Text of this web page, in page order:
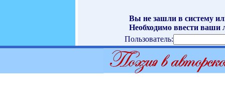
Вы не зашли в систему
Необходимо ввести ваши
Пользователь: